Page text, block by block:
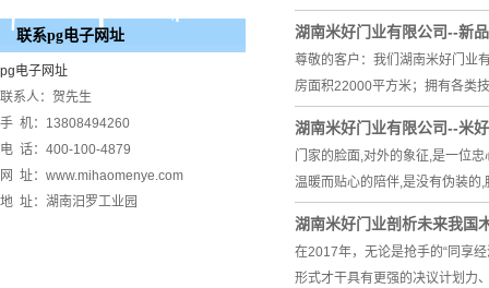
联系pg电子网址
pg电子网址
联系人：贺先生
手 机：13808494260
电 话：400-100-4879
网 址：www.mihaomenye.com
地 址：湖南汨罗工业园
湖南米好门业有限公司--新
尊敬的客户：我们湖南米好门业
房面积22000平方米；拥有各类
湖南米好门业有限公司--米
门家的脸面,对外的象征,是一位
温暖而贴心的陪伴,是没有伪装的
湖南米好门业剖析未来我国
在2017年，无论是抢手的“同享
形式才干具有更强的决议计划力